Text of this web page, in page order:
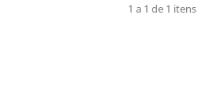
1 a 1 de 1 itens